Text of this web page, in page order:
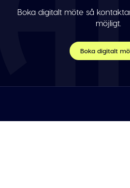
Boka digitalt möte så
möjligt.
Boka digitalt